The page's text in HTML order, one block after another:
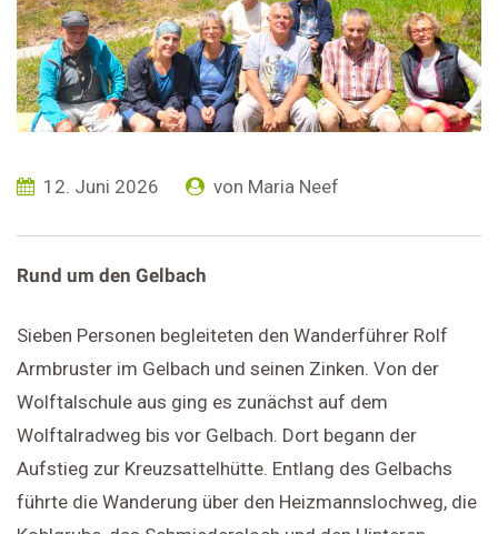
12. Juni 2026 von Maria Neef
Rund um den Gelbach
Sieben Personen begleiteten den Wanderführer Rolf
Armbruster im Gelbach und seinen Zinken. Von der
Wolftalschule aus ging es zunächst auf dem
Wolftalradweg bis vor Gelbach. Dort begann der
Aufstieg zur Kreuzsattelhütte. Entlang des Gelbachs
führte die Wanderung über den Heizmannslochweg, die